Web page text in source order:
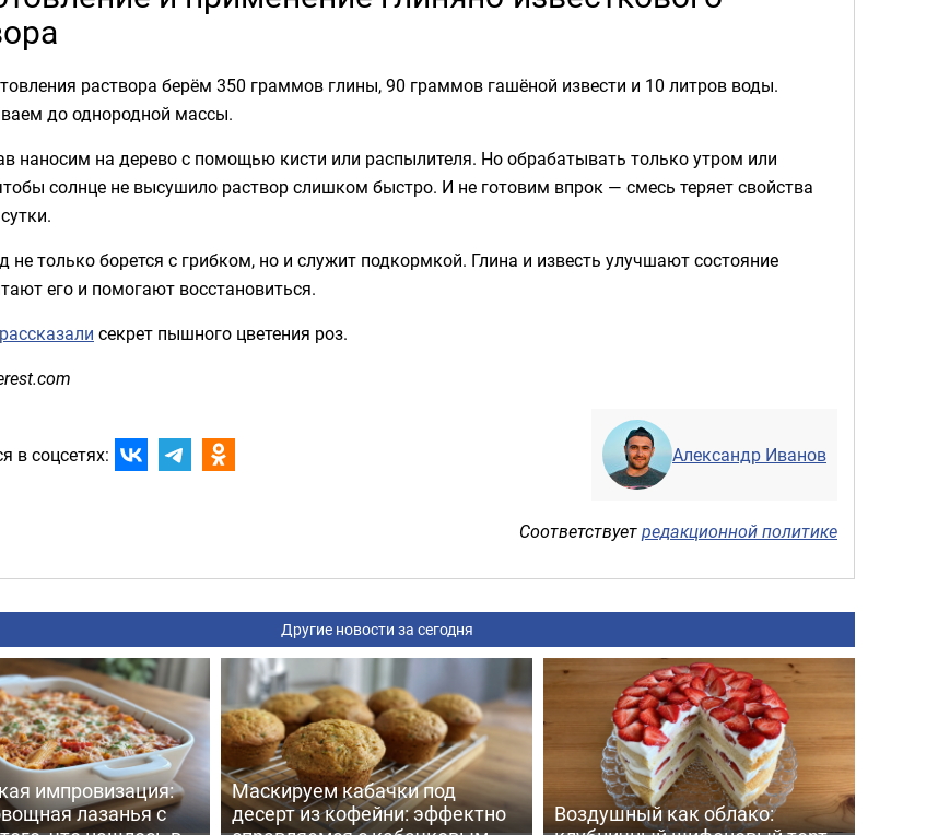
раствора берём 350 граммов глины, 90 граммов гашёной извести и 10 литров воды.
до однородной массы.
наносим на дерево с помощью кисти или распылителя. Но обрабатывать только утром или
солнце не высушило раствор слишком быстро. И не готовим впрок — смесь теряет свойства
не только борется с грибком, но и служит подкормкой. Глина и известь улучшают состояние
его и помогают восстановиться.
рассказали секрет пышного цветения роз.
в соцсетях: Александр Иванов
Соответствуетредакционной политике
Другие новости за сегодня
импровизация:
лазанья с
Маскируем кабачки под
десерт из кофейни: эффектно
Воздушный как облако: